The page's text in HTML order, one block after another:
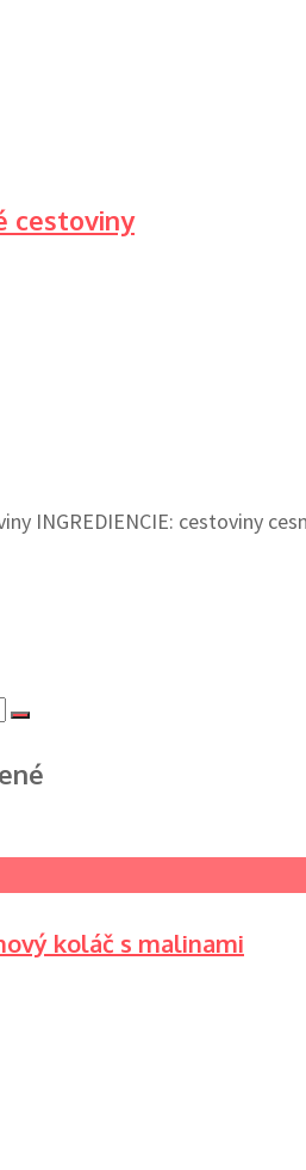
cestoviny
INGREDIENCIE: cestoviny
koláč s malinami